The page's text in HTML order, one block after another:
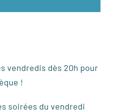
vendredis dès 20h pour
!
soirées du vendredi